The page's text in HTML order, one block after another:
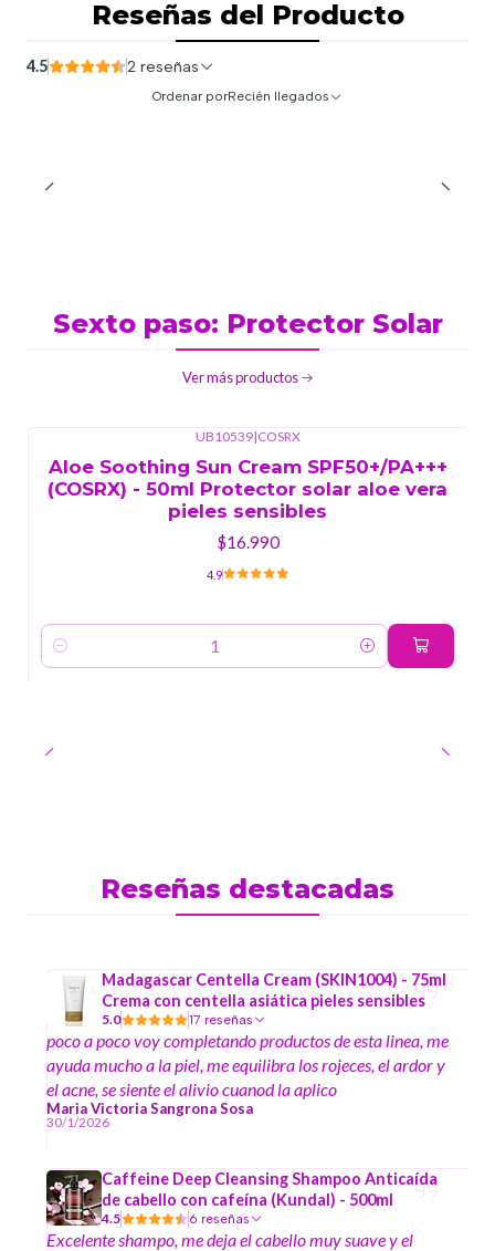
Reseñas del Producto
4.5 2 reseñas
Ordenar porRecién llegados
Sexto paso: Protector Solar
Ver más productos
UB10539|COSRX
Aloe Soothing Sun Cream SPF50+/PA+++
(COSRX) - 50ml Protector solar aloe vera
pieles sensibles
$16.990
4.9
Cantidad
Reseñas destacadas
Madagascar Centella Cream (SKIN1004) - 75ml
Crema con centella asiática pieles sensibles
5.0 17 reseñas
poco a poco voy completando productos de esta linea, me
ayuda mucho a la piel, me equilibra los rojeces, el ardor y
el acne, se siente el alivio cuanod la aplico
Maria Victoria Sangrona Sosa
30/1/2026
Caffeine Deep Cleansing Shampoo Anticaída
de cabello con cafeína (Kundal) - 500ml
4.5 6 reseñas
Excelente shampo, me deja el cabello muy suave y el